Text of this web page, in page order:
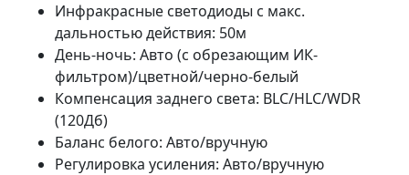
Инфракрасные светодиоды с макс.
дальностью действия: 50м
День-ночь: Авто (с обрезающим ИК-
фильтром)/цветной/черно-белый
Компенсация заднего света: BLC/HLC/WDR
(120Дб)
Баланс белого: Авто/вручную
Регулировка усиления: Авто/вручную